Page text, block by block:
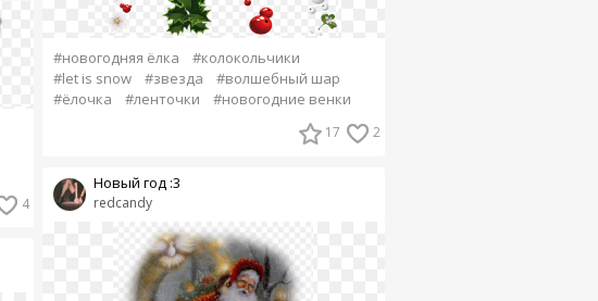
4
#новогодняя ёлка
#колокольчики
#let is snow
#звезда
#волшебный шар
#ёлочка
#ленточки #новогодние венки
17 2
redcandy
Новый год :3